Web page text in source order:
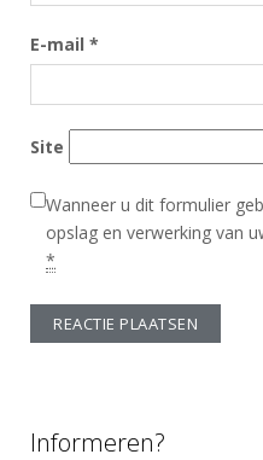
E-mail *
Site
Wanneer u dit formulier
opslag en verwerking van
*
t
Informeren?